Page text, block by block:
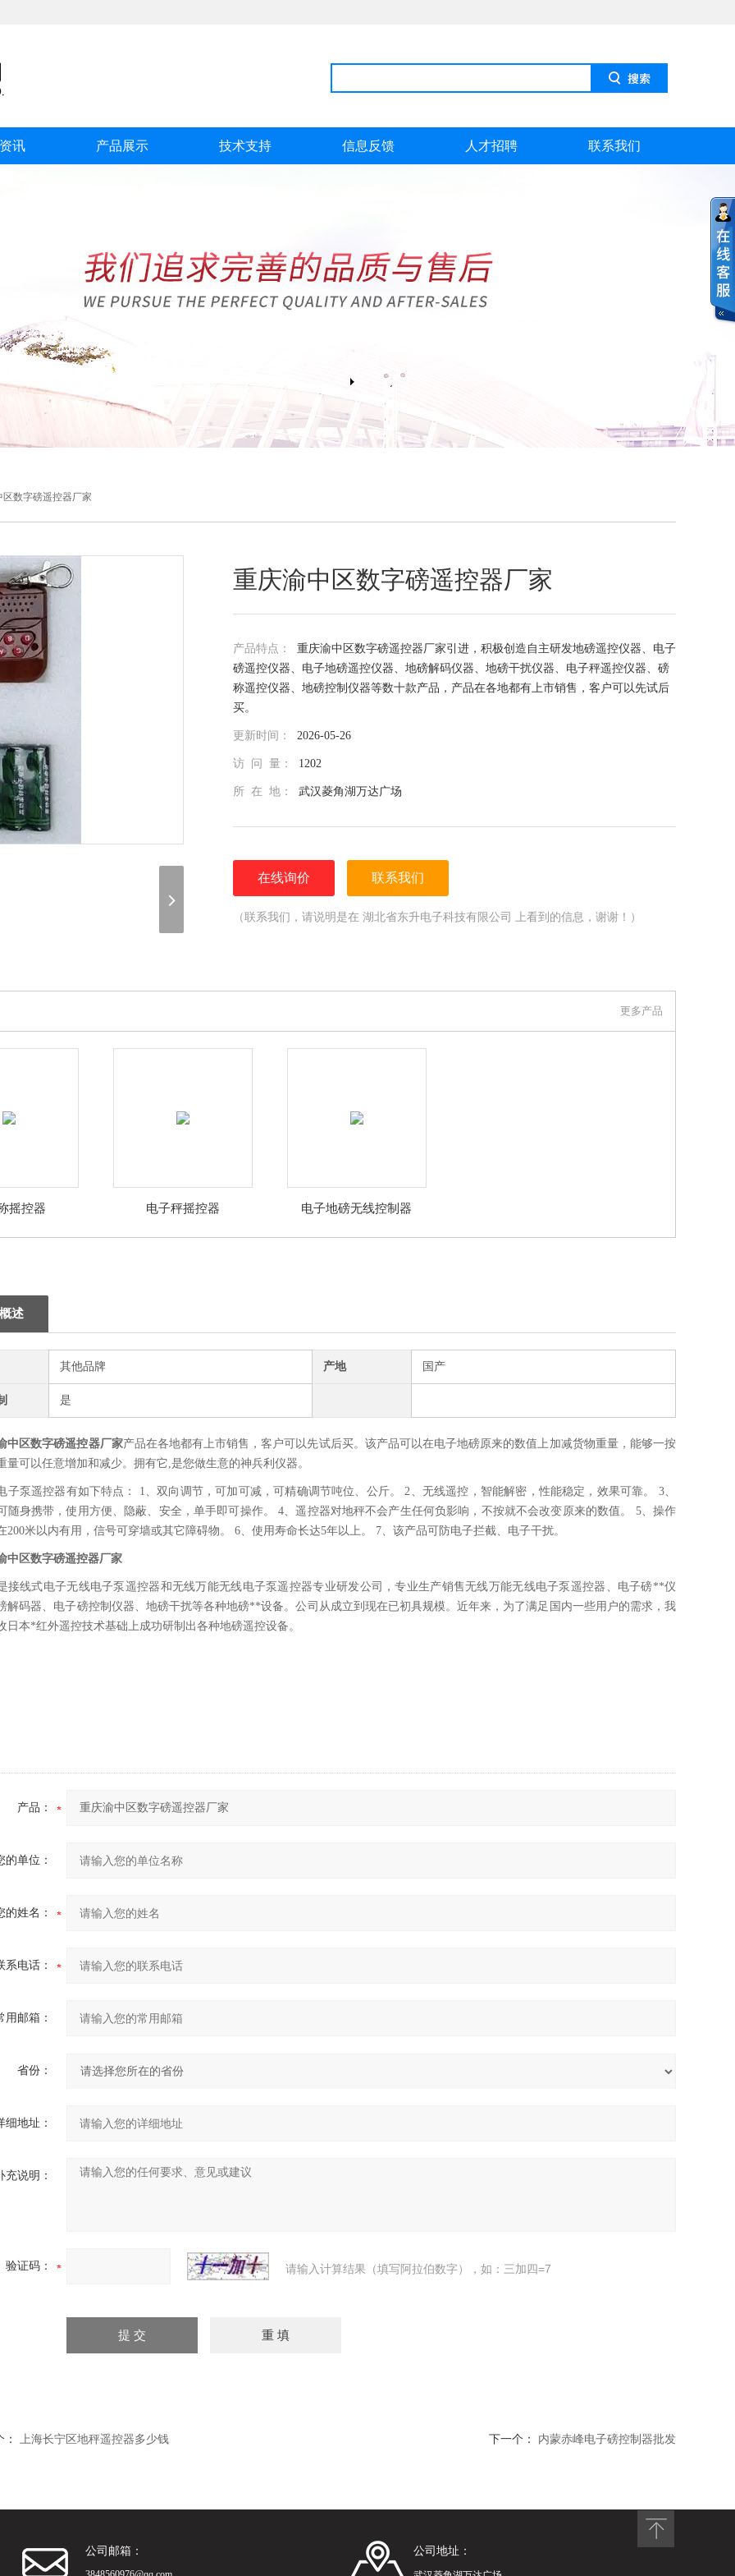
讯 产品展示 技术支持 信息反馈 人才招聘 联系我们
数字磅遥控器厂家
重庆渝中区数字磅遥控器厂家
产品特点： 重庆渝中区数字磅遥控器厂家引进，积极创造自主研发地磅遥控仪器、电子
磅遥控仪器、电子地磅遥控仪器、地磅解码仪器、地磅干扰仪器、电子秤遥控仪器、磅
称遥控仪器、地磅控制仪器等数十款产品，产品在各地都有上市销售，客户可以先试后
买。
更新时间： 2026-05-26
访 问 量： 1202
所 在 地： 武汉菱角湖万达广场
在线询价 联系我们
（联系我们，请说明是在 湖北省东升电子科技有限公司 上看到的信息，谢谢！）
更多产品
摇控器 电子秤摇控器 电子地磅无线控制器
述
其他品牌 产地 国产
是
中区数字磅遥控器厂家产品在各地都有上市销售，客户可以先试后买。该产品可以在电子地磅原来的数值上加减货物重量，能够一按
量可以任意增加和减少。拥有它,是您做生意的神兵利仪器。
子泵遥控器有如下特点： 1、双向调节，可加可减，可精确调节吨位、公斤。 2、无线遥控，智能解密，性能稳定，效果可靠。 3、
随身携带，使用方便、隐蔽、安全，单手即可操作。 4、遥控器对地秤不会产生任何负影响，不按就不会改变原来的数值。 5、操作
200米以内有用，信号可穿墙或其它障碍物。 6、使用寿命长达5年以上。 7、该产品可防电子拦截、电子干扰。
中区数字磅遥控器厂家
接线式电子无线电子泵遥控器和无线万能无线电子泵遥控器专业研发公司，专业生产销售无线万能无线电子泵遥控器、电子磅**仪
解码器、电子磅控制仪器、地磅干扰等各种地磅**设备。公司从成立到现在已初具规模。近年来，为了满足国内一些用户的需求，我
日本*红外遥控技术基础上成功研制出各种地磅遥控设备。
产品：
的单位：
的姓名：
系电话：
用邮箱：
省份：
细地址：
充说明：
验证码： 请输入计算结果（填写阿拉伯数字），如：三加四=7
上海长宁区地秤遥控器多少钱 下一个： 内蒙赤峰电子磅控制器批发
公司邮箱： 公司地址：